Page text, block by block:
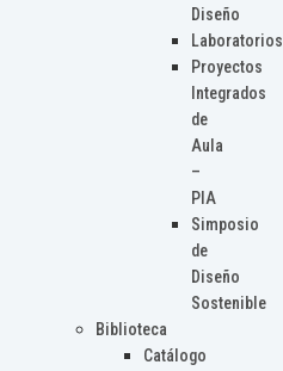
Diseño
Laboratorios
Proyectos
Integrados
de
Aula
–
PIA
Simposio
de
Diseño
Sostenible
Biblioteca
Catálogo